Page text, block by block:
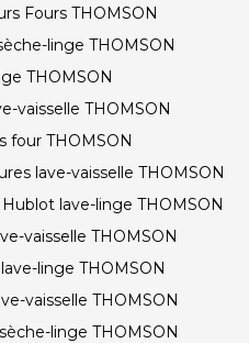
Fours THOMSON
linge THOMSON
THOMSON
vaisselle THOMSON
four THOMSON
lave-vaisselle THOMSON
lave-linge THOMSON
vaisselle THOMSON
linge THOMSON
vaisselle THOMSON
linge THOMSON